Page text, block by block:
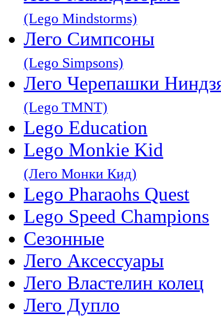
(Lego Mindstorms)
Лего Симпсоны
(Lego Simpsons)
Лего Черепашки
(Lego TMNT)
Lego Education
Lego Monkie Kid
(Лего Монки Кид)
Lego Pharaohs Quest
Lego Speed Champions
Сезонные
Лего Аксессуары
Лего Властелин колец
Лего Дупло